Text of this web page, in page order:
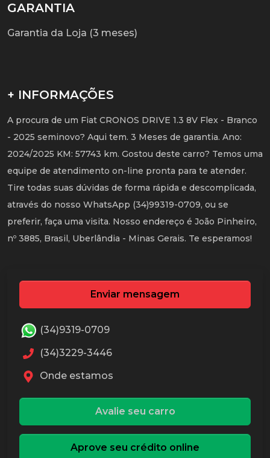
GARANTIA
Garantia da Loja (3 meses)
+ INFORMAÇÕES
A procura de um Fiat CRONOS DRIVE 1.3 8V Flex - Branco
- 2025 seminovo? Aqui tem. 3 Meses de garantia. Ano:
2024/2025 KM: 57743 km. Gostou deste carro? Temos uma
equipe de atendimento on-line pronta para te atender.
Tire todas suas dúvidas de forma rápida e descomplicada,
através do nosso WhatsApp (34)99319-0709, ou se
preferir, faça uma visita. Nosso endereço é João Pinheiro,
nº 3885, Brasil, Uberlândia - Minas Gerais. Te esperamos!
Enviar mensagem
(34)9319-0709
(34)3229-3446
Onde estamos
Avalie seu carro
Aprove seu crédito online